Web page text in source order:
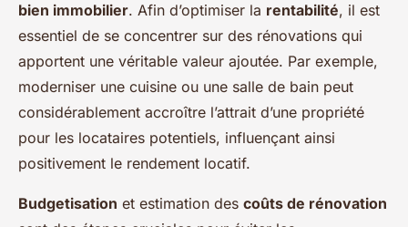
bien immobilier. Afin d’optimiser la rentabilité, il est
essentiel de se concentrer sur des rénovations qui
apportent une véritable valeur ajoutée. Par exemple,
moderniser une cuisine ou une salle de bain peut
considérablement accroître l’attrait d’une propriété
pour les locataires potentiels, influençant ainsi
positivement le rendement locatif.
Budgetisation et estimation des coûts de rénovation